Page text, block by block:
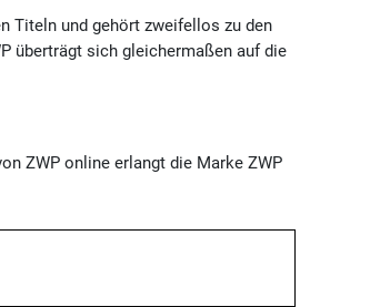
Titeln und gehört zweifellos zu den
überträgt sich gleichermaßen auf die
ZWP online erlangt die Marke ZWP